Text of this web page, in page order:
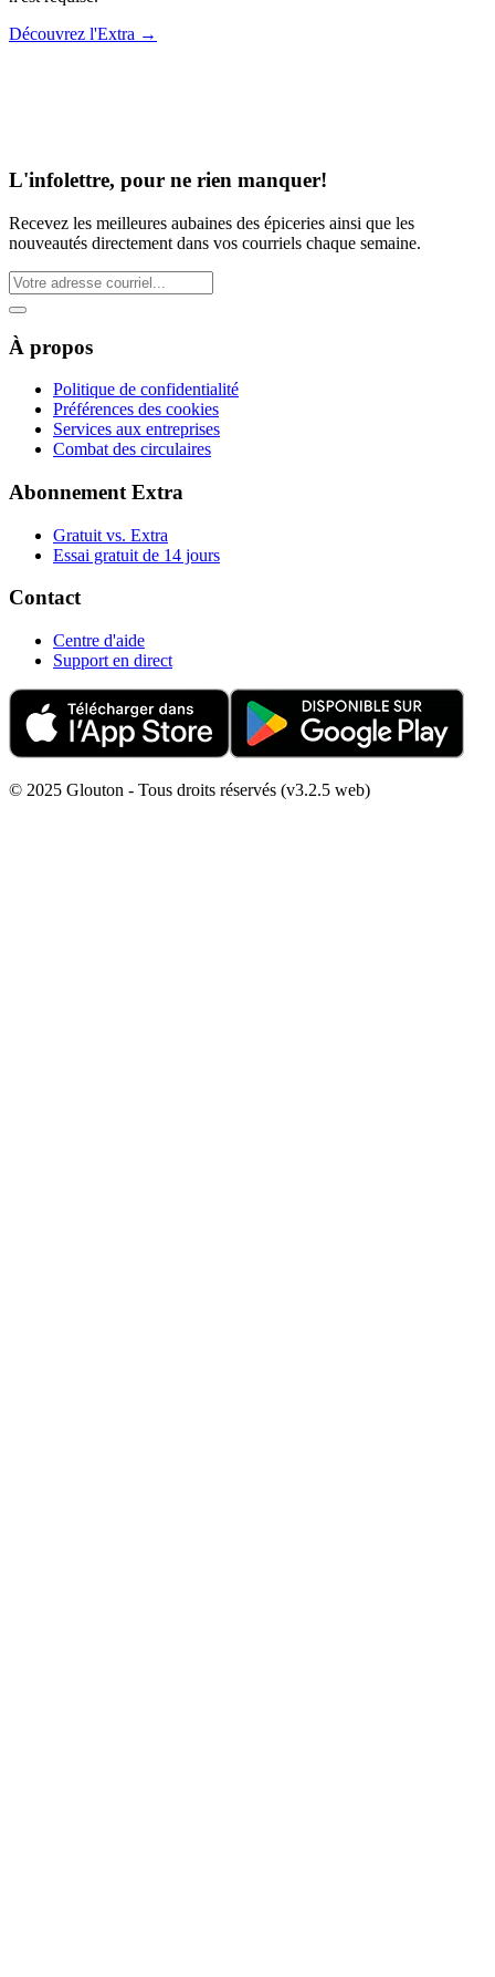
Découvrez l'Extra →
L'infolettre, pour ne rien manquer!
Recevez les meilleures aubaines des épiceries ainsi que les
nouveautés directement dans vos courriels chaque semaine.
À propos
Politique de confidentialité
Préférences des cookies
Services aux entreprises
Combat des circulaires
Abonnement Extra
Gratuit vs. Extra
Essai gratuit de 14 jours
Contact
Centre d'aide
Support en direct
© 2025 Glouton - Tous droits réservés (v3.2.5 web)